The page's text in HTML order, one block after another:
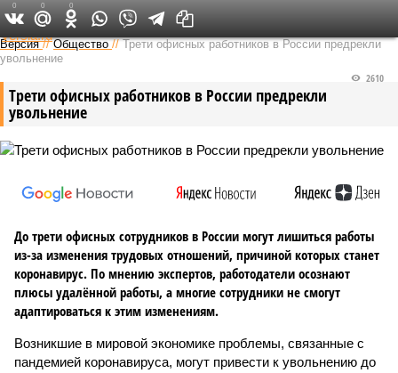
Федеральный выпуск
Версия //Общество //Трети офисных работников в России предрекли
увольнение
Трети офисных работников в России предрекли
увольнение
2610
До трети офисных сотрудников в России могут лишиться работы
из-за изменения трудовых отношений, причиной которых станет
коронавирус. По мнению экспертов, работодатели осознают
плюсы удалённой работы, а многие сотрудники не смогут
адаптироваться к этим изменениям.
Возникшие в мировой экономике проблемы, связанные с
пандемией коронавируса, могут привести к увольнению до
0 0 0